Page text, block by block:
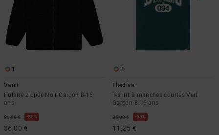
1
Vault
Polaire zippée Noir Garçon 8-16
ans
80,00 € 55%
36,00 €
2
Elective
T-shirt à manches courtes Vert
Garçon 8-16 ans
25,00 € 55%
11,25 €